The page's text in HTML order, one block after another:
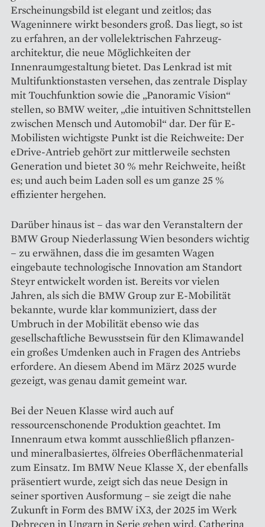
Erscheinungsbild ist elegant und zeitlos; das
Wageninnere wirkt besonders groß. Das liegt, so ist
zu erfahren, an der vollelektrischen Fahrzeug­
architektur, die neue Möglich­keiten der
Innenraumgestaltung bietet. Das Lenkrad ist mit
Multifunktions­tasten versehen, das zentrale Display
mit Touchfunktion sowie die „Panoramic Vision“
stellen, so BMW weiter, „die intuitiven Schnitt­stellen
zwischen Mensch und ­Automobil“ dar. Der für E-
Mobilisten wichtigste Punkt ist die Reichweite: Der
eDrive-Antrieb gehört zur mittlerweile sechsten
Generation und bietet 30 % mehr Reichweite, heißt
es; und auch beim Laden soll es um ganze 25 %
effizienter hergehen.
Darüber hinaus ist – das war den Veranstaltern der
BMW Group Niederlassung Wien besonders wichtig
– zu erwähnen, dass die im gesamten Wagen
eingebaute technologische Innovation am Standort
Steyr entwickelt worden ist. Bereits vor vielen
Jahren, als sich die BMW Group zur E-Mobilität
bekannte, wurde klar kommuniziert, dass der
Umbruch in der Mobilität ebenso wie das
gesellschaftliche Bewusstsein für den Klimawandel
ein großes Umdenken auch in Fragen des Antriebs
erfordere. An diesem Abend im März 2025 wurde
gezeigt, was genau damit gemeint war.
Bei der Neuen Klasse wird auch auf
ressourcenschonende Produktion geachtet. Im
Innenraum etwa kommt ausschließlich pflanzen-
und mineralbasiertes, ölfreies Oberflächenmaterial
zum Einsatz. Im BMW Neue Klasse X, der ebenfalls
präsentiert wurde, zeigt sich das neue Design in
seiner sportiven Ausformung – sie zeigt die nahe
Zukunft in Form des BMW iX3, der 2025 im Werk
Debrecen in Ungarn in Serie gehen wird. Catherina